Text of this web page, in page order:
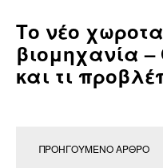
Το νέο
βιομηχανία
και τι
ΠΡΟΗΓΟΎΜΕΝΟ ΆΡΘΡΟ